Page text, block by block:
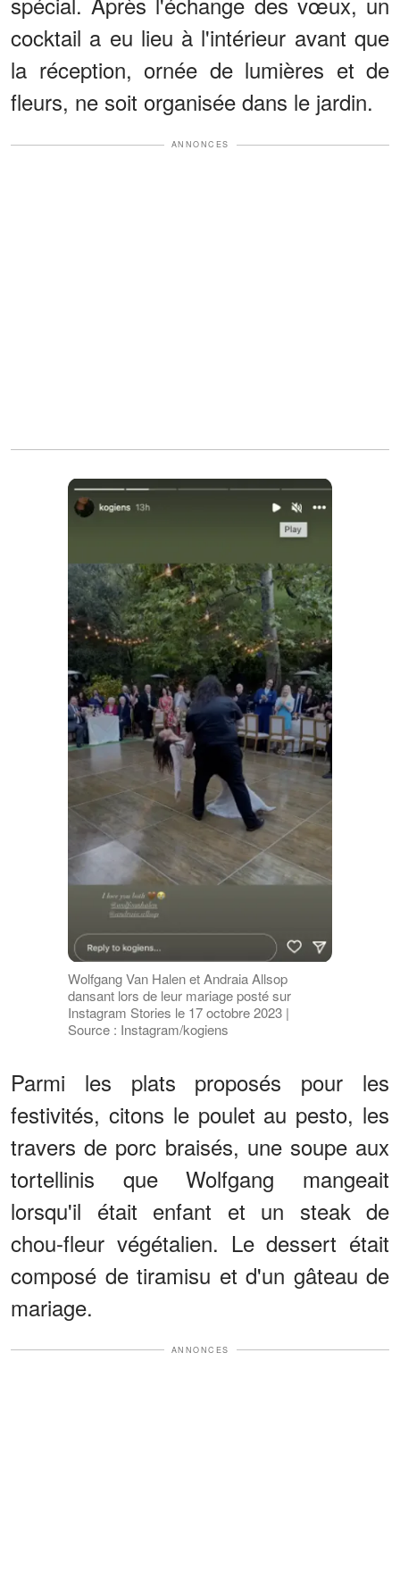
cocktail a eu lieu à l'intérieur avant que
la réception, ornée de lumières et de
fleurs, ne soit organisée dans le jardin.
ANNONCES
Wolfgang Van Halen et Andraia Allsop
dansant lors de leur mariage posté sur
Instagram Stories le 17 octobre 2023 |
Source : Instagram/kogiens
Parmi les plats proposés pour les
festivités, citons le poulet au pesto, les
travers de porc braisés, une soupe aux
tortellinis que Wolfgang mangeait
lorsqu'il était enfant et un steak de
chou-fleur végétalien. Le dessert était
composé de tiramisu et d'un gâteau de
mariage.
ANNONCES